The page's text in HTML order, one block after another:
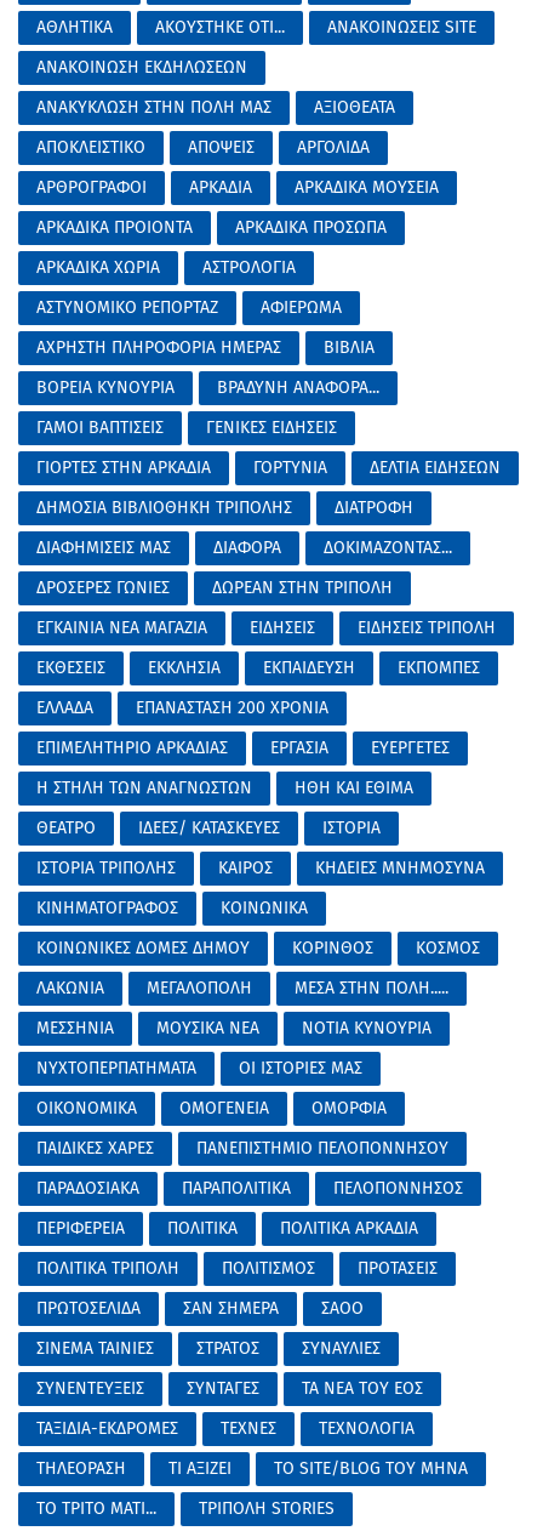
ΑΘΛΗΤΙΚΑ
ΑΚΟΥΣΤΗΚΕ ΟΤΙ...
ΑΝΑΚΟΙΝΩΣΕΙΣ SITE
ΑΝΑΚΟΙΝΩΣΗ ΕΚΔΗΛΩΣΕΩΝ
ΑΝΑΚΥΚΛΩΣΗ ΣΤΗΝ ΠΟΛΗ ΜΑΣ
ΑΞΙΟΘΕΑΤΑ
ΑΠΟΚΛΕΙΣΤΙΚΟ
ΑΠΟΨΕΙΣ
ΑΡΓΟΛΙΔΑ
ΑΡΘΡΟΓΡΑΦΟΙ
ΑΡΚΑΔΙΑ
ΑΡΚΑΔΙΚΑ ΜΟΥΣΕΙΑ
ΑΡΚΑΔΙΚΑ ΠΡΟΙΟΝΤΑ
ΑΡΚΑΔΙΚΑ ΠΡΟΣΩΠΑ
ΑΡΚΑΔΙΚΑ ΧΩΡΙΑ
ΑΣΤΡΟΛΟΓΙΑ
ΑΣΤΥΝΟΜΙΚΟ ΡΕΠΟΡΤΑΖ
ΑΦΙΕΡΩΜΑ
ΑΧΡΗΣΤΗ ΠΛΗΡΟΦΟΡΙΑ ΗΜΕΡΑΣ
ΒΙΒΛΙΑ
ΒΟΡΕΙΑ ΚΥΝΟΥΡΙΑ
ΒΡΑΔΥΝΗ ΑΝΑΦΟΡΑ...
ΓΑΜΟΙ ΒΑΠΤΙΣΕΙΣ
ΓΕΝΙΚΕΣ ΕΙΔΗΣΕΙΣ
ΓΙΟΡΤΕΣ ΣΤΗΝ ΑΡΚΑΔΙΑ
ΓΟΡΤΥΝΙΑ
ΔΕΛΤΙΑ ΕΙΔΗΣΕΩΝ
ΔΗΜΟΣΙΑ ΒΙΒΛΙΟΘΗΚΗ ΤΡΙΠΟΛΗΣ
ΔΙΑΤΡΟΦΗ
ΔΙΑΦΗΜΙΣΕΙΣ ΜΑΣ
ΔΙΑΦΟΡΑ
ΔΟΚΙΜΑΖΟΝΤΑΣ...
ΔΡΟΣΕΡΕΣ ΓΩΝΙΕΣ
ΔΩΡΕΑΝ ΣΤΗΝ ΤΡΙΠΟΛΗ
ΕΓΚΑΙΝΙΑ ΝΕΑ ΜΑΓΑΖΙΑ
ΕΙΔΗΣΕΙΣ
ΕΙΔΗΣΕΙΣ ΤΡΙΠΟΛΗ
ΕΚΘΕΣΕΙΣ
ΕΚΚΛΗΣΙΑ ΕΚΠΑΙΔΕΥΣΗ
ΕΚΠΟΜΠΕΣ
ΕΛΛΑΔΑ
ΕΠΑΝΑΣΤΑΣΗ 200 ΧΡΟΝΙΑ
ΕΠΙΜΕΛΗΤΗΡΙΟ ΑΡΚΑΔΙΑΣ
ΕΡΓΑΣΙΑ
ΕΥΕΡΓΕΤΕΣ
Η ΣΤΗΛΗ ΤΩΝ ΑΝΑΓΝΩΣΤΩΝ
ΗΘΗ ΚΑΙ ΕΘΙΜΑ
ΘΕΑΤΡΟ
ΙΔΕΕΣ/ ΚΑΤΑΣΚΕΥΕΣ
ΙΣΤΟΡΙΑ
ΙΣΤΟΡΙΑ ΤΡΙΠΟΛΗΣ
ΚΑΙΡΟΣ
ΚΗΔΕΙΕΣ ΜΝΗΜΟΣΥΝΑ
ΚΙΝΗΜΑΤΟΓΡΑΦΟΣ
ΚΟΙΝΩΝΙΚΑ
ΚΟΙΝΩΝΙΚΕΣ ΔΟΜΕΣ ΔΗΜΟΥ
ΚΟΡΙΝΘΟΣ
ΚΟΣΜΟΣ
ΛΑΚΩΝΙΑ
ΜΕΓΑΛΟΠΟΛΗ
ΜΕΣΑ ΣΤΗΝ ΠΟΛΗ.....
ΜΕΣΣΗΝΙΑ
ΜΟΥΣΙΚΑ ΝΕΑ
ΝΟΤΙΑ ΚΥΝΟΥΡΙΑ
ΝΥΧΤΟΠΕΡΠΑΤΗΜΑΤΑ
ΟΙ ΙΣΤΟΡΙΕΣ ΜΑΣ
ΟΙΚΟΝΟΜΙΚΑ
ΟΜΟΓΕΝΕΙΑ
ΟΜΟΡΦΙΑ
ΠΑΙΔΙΚΕΣ ΧΑΡΕΣ
ΠΑΝΕΠΙΣΤΗΜΙΟ ΠΕΛΟΠΟΝΝΗΣΟΥ
ΠΑΡΑΔΟΣΙΑΚΑ
ΠΑΡΑΠΟΛΙΤΙΚΑ
ΠΕΛΟΠΟΝΝΗΣΟΣ
ΠΕΡΙΦΕΡΕΙΑ
ΠΟΛΙΤΙΚΑ
ΠΟΛΙΤΙΚΑ ΑΡΚΑΔΙΑ
ΠΟΛΙΤΙΚΑ ΤΡΙΠΟΛΗ
ΠΟΛΙΤΙΣΜΟΣ
ΠΡΟΤΑΣΕΙΣ
ΠΡΩΤΟΣΕΛΙΔΑ
ΣΑΝ ΣΗΜΕΡΑ
ΣΑΟΟ
ΣΙΝΕΜΑ ΤΑΙΝΙΕΣ
ΣΤΡΑΤΟΣ
ΣΥΝΑΥΛΙΕΣ
ΣΥΝΕΝΤΕΥΞΕΙΣ
ΣΥΝΤΑΓΕΣ
ΤΑ ΝΕΑ ΤΟΥ ΕΟΣ
ΤΑΞΙΔΙΑ-ΕΚΔΡΟΜΕΣ
ΤΕΧΝΕΣ
ΤΕΧΝΟΛΟΓΙΑ
ΤΗΛΕΟΡΑΣΗ
ΤΙ ΑΞΙΖΕΙ
ΤΟ SITE/BLOG ΤΟΥ ΜΗΝΑ
ΤΟ ΤΡΙΤΟ ΜΑΤΙ...
ΤΡΙΠΟΛΗ STORIES